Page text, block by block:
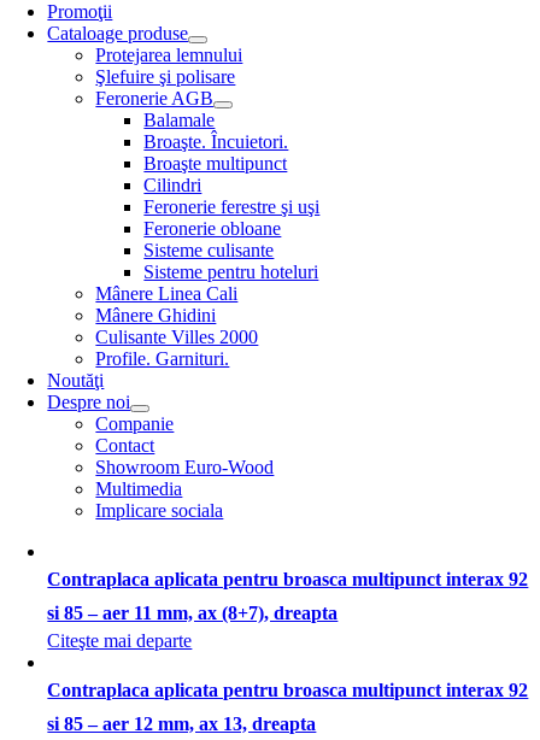
Promoţii
Cataloage produse
Protejarea lemnului
Şlefuire şi polisare
Feronerie AGB
Balamale
Broaşte. Încuietori.
Broaşte multipunct
Cilindri
Feronerie ferestre şi uşi
Feronerie obloane
Sisteme culisante
Sisteme pentru hoteluri
Mânere Linea Cali
Mânere Ghidini
Culisante Villes 2000
Profile. Garnituri.
Noutăţi
Despre noi
Companie
Contact
Showroom Euro-Wood
Multimedia
Implicare sociala
Contraplaca aplicata pentru broasca multipunct interax 92
si 85 – aer 11 mm, ax (8+7), dreapta
Citeşte mai departe
Contraplaca aplicata pentru broasca multipunct interax 92
si 85 – aer 12 mm, ax 13, dreapta